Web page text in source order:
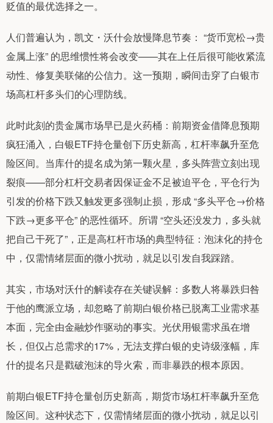
贬值的最优选择之一。
人们普遍认为，凯文・沃什会放慢降息节奏： “货币宽松→贵
金属上涨” 的思维惯性将会改变——其在上任后很可能收紧流
动性、修复美联储的公信力。这一预期，瞬间击穿了白银市
场高杠杆多头们的心理防线。
此时此刻的贵金属市场早已是火药桶：前期资金借降息预期
疯狂涌入，白银ETF持仓量创下历史新高，杠杆率飙升至危
险区间。当库什的提名成为第一颗火星，多头阵营立刻出现
裂痕——部分杠杆交易者因保证金不足被迫平仓，平仓行为
引发的价格下跌又触发更多强制止损，形成 “多头平仓→价格
下跌→更多平仓” 的恶性循环。所谓 “空头还没发力，多头就
把自己干死了”，正是高杠杆市场的典型特征：泡沫化的持仓
中，仅需情绪层面的微小扰动，就足以引发自我踩踏。
其实，市场对沃什的解读存在关键误解：多数人将暴跌归咎
于他的鹰派立场，却忽略了前期白银价格已脱离工业需求基
本面，完全由金融炒作驱动的事实。光伏用银需求虽在增
长，但仅占总需求的17%，无法支撑白银的史诗级涨幅，库
什的提名只是戳破泡沫的导火索，而非暴跌的根本原因。
前期白银ETF持仓量创历史新高，期货市场杠杆率飙升至危
险区间。这种状态下，仅需情绪层面的微小扰动，就足以引